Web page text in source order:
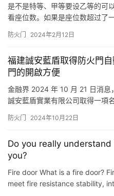
是不是特等、甲等要设乙等的可
看座位数。如果是座位数超过了
层民用建筑内，超过八百个座位
个是上述，就前面提到的指定与
后台的洞口…
防火门 2024年2月12日
福建誠安藍盾取得防火門
門的開啟方便
金融界 2024 年 10 月 21 日消息
誠安藍盾實業有限公司取得一項
月。 專利摘要顯示，本實用新
對稱嵌設有插槽座，插槽座內開…
防火门 2024年10月22日
Do you really
you?
Fire door What is a fire door?
meet fire resistance stability,